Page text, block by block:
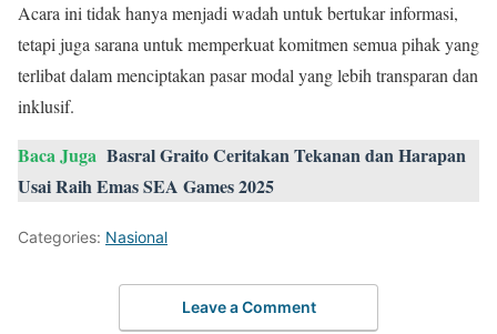
Acara ini tidak hanya menjadi wadah untuk bertukar informasi,
tetapi juga sarana untuk memperkuat komitmen semua pihak yang
terlibat dalam menciptakan pasar modal yang lebih transparan dan
inklusif.
Baca Juga Basral Graito Ceritakan Tekanan dan Harapan
Usai Raih Emas SEA Games 2025
Categories: Nasional
Leave a Comment